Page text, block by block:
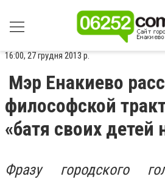
16:00, 27 грудня 2013 р.
Мэр Енакиево
философской
«батя своих детей
Фразу городского